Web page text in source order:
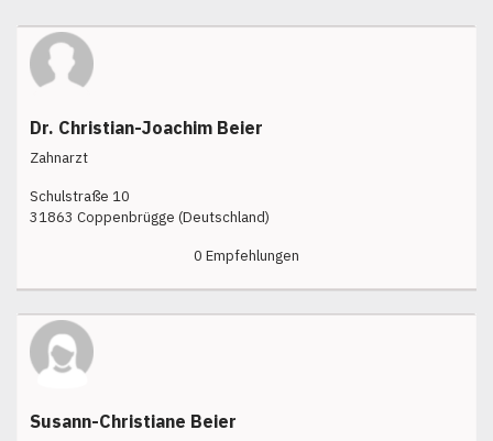
Dr. Christian-Joachim Beier
Zahnarzt
Schulstraße 10
31863 Coppenbrügge (Deutschland)
0 Empfehlungen
Susann-Christiane Beier